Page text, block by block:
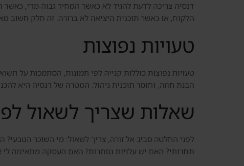
דנסיה צריכה לדעת להגיד לא כאשר המחיר גבוה מדי,
הלקוח, או כאשר תוכנית היציאה לא ברורה. זה חלק חשוב
טעויות נפוצות
טעויות נפוצות כוללות קנייה לפי תמונות, הסתמכות על
הבנת חוזה, וחוסר תוכנית ניהול. המטרה של דנסיה היא
שאלות שצריך לשאול
לפני החלטה סביב אל זורה, צריך לשאול: מי השוכר
תחרותי? האם יש עלויות נסתרות? האם העסקה מתאימה לי